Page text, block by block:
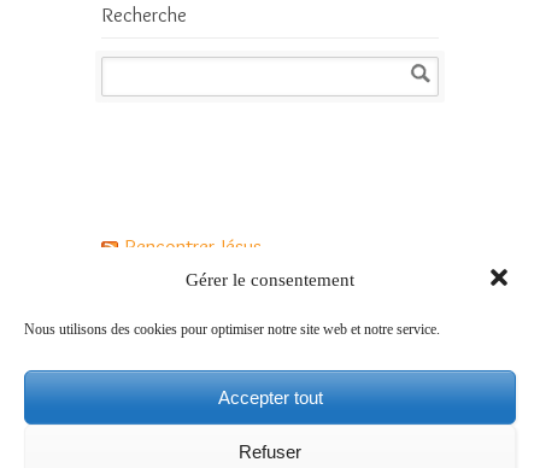
Gérer le consentement
Nous utilisons des cookies pour optimiser notre site web et notre service.
Accepter tout
Refuser
Recherche
Rencontrer Jésus
Comment vivre le Carême avec Jésus ?